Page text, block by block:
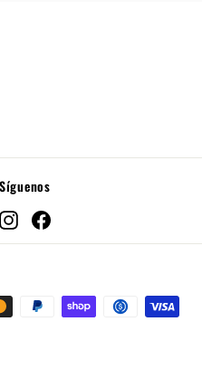
Síguenos
InstagramFacebook